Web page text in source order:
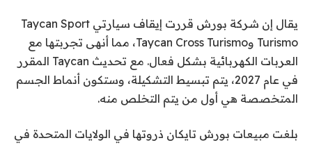
يقال إن شركة بورش قررت إيقاف سيارتي Taycan Sport
Turismo وTaycan Cross Turismo، مما أنهى تجربتها مع
العربات الكهربائية بشكل فعال. مع تحديث Taycan المقرر
في عام 2027، يتم تبسيط التشكيلة، وستكون أنماط الجسم
المتخصصة هي أول من يتم التخلص منه.
بلغت مبيعات بورش تايكان ذروتها في الولايات المتحدة في